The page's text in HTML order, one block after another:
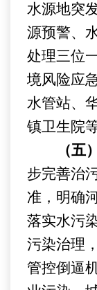
水源地突
源预警、
处理三位
境风险应
水管站、
镇卫生院
（五
步完善治
准，明确
落实水污
污染治理
管控倒逼